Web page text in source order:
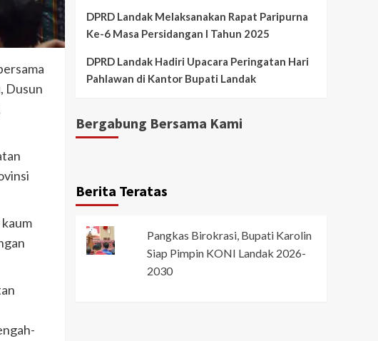
Dusun
DPRD Landak Melaksanakan Rapat Paripurna
Ke-6 Masa Persidangan I Tahun 2025
DPRD Landak Hadiri Upacara Peringatan Hari
Pahlawan di Kantor Bupati Landak
Bergabung Bersama Kami
Berita Teratas
Pangkas Birokrasi, Bupati Karolin
Siap Pimpin KONI Landak 2026-
2030